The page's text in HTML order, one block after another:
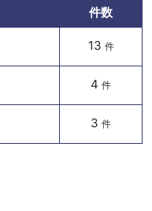
件数
13 件
4 件
3 件